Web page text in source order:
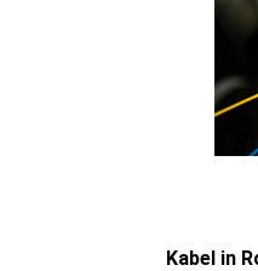
Kabel in